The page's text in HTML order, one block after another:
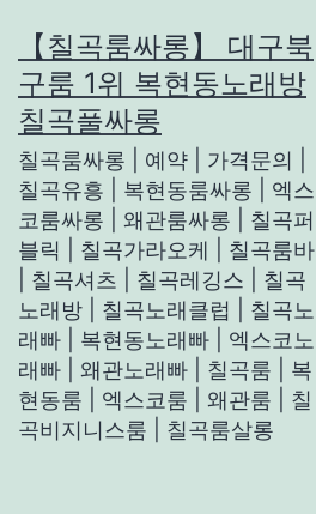
to
content
【칠곡룸싸롱】 대구북
구룸 1위 복현동노래방
칠곡풀싸롱
칠곡룸싸롱 | 예약 | 가격문의 |
칠곡유흥 | 복현동룸싸롱 | 엑스
코룸싸롱 | 왜관룸싸롱 | 칠곡퍼
블릭 | 칠곡가라오케 | 칠곡룸바
| 칠곡셔츠 | 칠곡레깅스 | 칠곡
노래방 | 칠곡노래클럽 | 칠곡노
래빠 | 복현동노래빠 | 엑스코노
래빠 | 왜관노래빠 | 칠곡룸 | 복
현동룸 | 엑스코룸 | 왜관룸 | 칠
곡비지니스룸 | 칠곡룸살롱